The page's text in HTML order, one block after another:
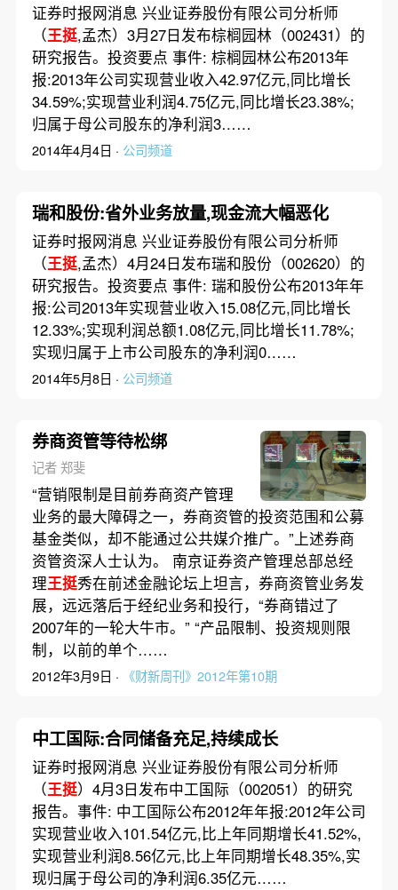
证券时报网消息 兴业证券股份有限公司分析师
（王挺,孟杰）3月27日发布棕榈园林（002431）的
研究报告。投资要点 事件: 棕榈园林公布2013年
报:2013年公司实现营业收入42.97亿元,同比增长
34.59%;实现营业利润4.75亿元,同比增长23.38%;
归属于母公司股东的净利润3……
2014年4月4日 · 公司频道
瑞和股份:省外业务放量,现金流大幅恶化
证券时报网消息 兴业证券股份有限公司分析师
（王挺,孟杰）4月24日发布瑞和股份（002620）的
研究报告。投资要点 事件: 瑞和股份公布2013年年
报:公司2013年实现营业收入15.08亿元,同比增长
12.33%;实现利润总额1.08亿元,同比增长11.78%;
实现归属于上市公司股东的净利润0……
2014年5月8日 · 公司频道
券商资管等待松绑
记者 郑斐
“营销限制是目前券商资产管理
业务的最大障碍之一，券商资管的投资范围和公募
基金类似，却不能通过公共媒介推广。”上述券商
资管资深人士认为。 南京证券资产管理总部总经
理王挺秀在前述金融论坛上坦言，券商资管业务发
展，远远落后于经纪业务和投行，“券商错过了
2007年的一轮大牛市。” “产品限制、投资规则限
制，以前的单个……
2012年3月9日 · 《财新周刊》2012年第10期
中工国际:合同储备充足,持续成长
证券时报网消息 兴业证券股份有限公司分析师
（王挺）4月3日发布中工国际（002051）的研究
报告。事件: 中工国际公布2012年年报:2012年公司
实现营业收入101.54亿元,比上年同期增长41.52%,
实现营业利润8.56亿元,比上年同期增长48.35%,实
现归属于母公司的净利润6.35亿元……